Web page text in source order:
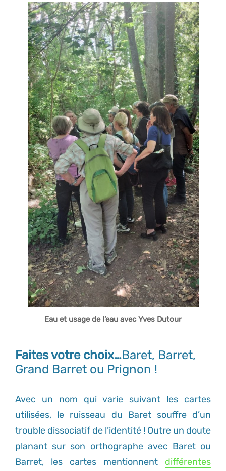
Eau et usage de l’eau avec Yves Dutour
Faites votre choix…Baret, Barret,
Grand Barret ou Prignon !
Avec un nom qui varie suivant les cartes
utilisées, le ruisseau du Baret souffre d’un
trouble dissociatif de l’identité ! Outre un doute
planant sur son orthographe avec Baret ou
Barret, les cartes mentionnent différentes